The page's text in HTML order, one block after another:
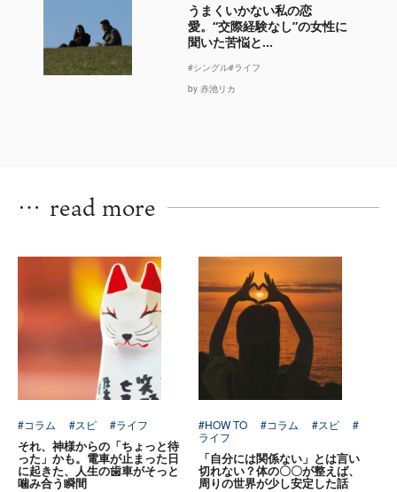
うまくいかない私の恋
愛。“交際経験なし”の女性に
聞いた苦悩と...
#シングル#ライフ
by 赤池リカ
… read more
#コラム #スピ #ライフ
それ、神様からの「ちょっと待
った」かも。電車が止まった日
に起きた、人生の歯車がそっと
噛み合う瞬間
#HOW TO #コラム #スピ
#
ライフ
「自分には関係ない」とは言い
切れない？体の〇〇が整えば、
周りの世界が少し安定した話